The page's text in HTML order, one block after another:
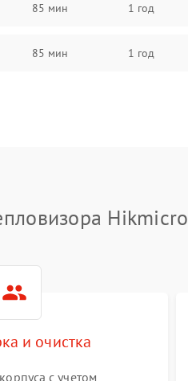
85 мин 1 год
85 мин 1 год
Hikmicro
и очистка
с учетом